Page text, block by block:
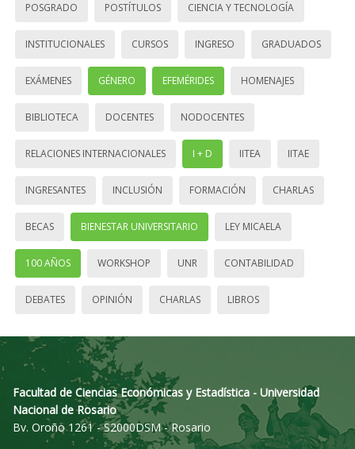
POSGRADO POSTÍTULOS CIENCIA Y TECNOLOGÍA
INSTITUCIONALES CURSOS INGRESO GRADUADOS
EXÁMENES GÉNERO EFEMÉRIDES HOMENAJES
BIBLIOTECA DOCENTES NODOCENTES
RELACIONES INTERNACIONALES I + D IITEA IITAE
INGRESANTES INCLUSIÓN FORMACIÓN CHARLAS
BECAS BIENESTAR UNIVERSITARIO LEY MICAELA
100 AÑOS WORKSHOP UNR CONTABILIDAD
DEBATES OPINIÓN CHARLAS LIBROS
Facultad de Ciencias Económicas y Estadística - Universidad
Nacional de Rosario
Bv. Oroño 1261 - S2000DSM - Rosario